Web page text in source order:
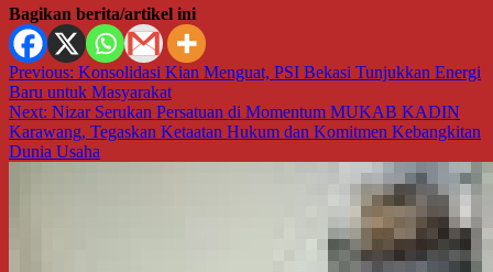
Bagikan berita/artikel ini
Navigasi
pos
Previous: Konsolidasi Kian Menguat, PSI Bekasi Tunjukkan Energi
Baru untuk Masyarakat
Next: Nizar Serukan Persatuan di Momentum MUKAB KADIN
Karawang, Tegaskan Ketaatan Hukum dan Komitmen Kebangkitan
Dunia Usaha